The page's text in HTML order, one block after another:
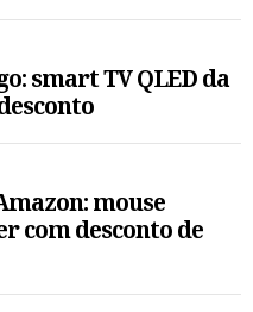
smart TV QLED da
mouse
com desconto de